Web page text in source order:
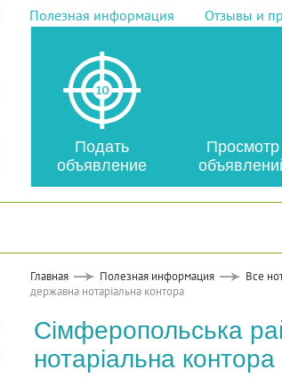
Полезная информация Отзывы и
Подать
объявление
Просмотр
Главная Полезная информация Все
державна нотаріальна контора
Сімферопольська
нотаріальна контора